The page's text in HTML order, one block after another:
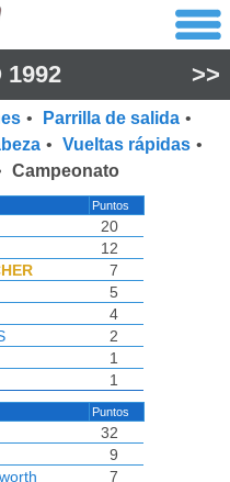
1992 >>
• Parrilla de salida •
• Vueltas rápidas •
Campeonato
Puntos
20
12
7
5
4
2
1
1
Puntos
32
9
7